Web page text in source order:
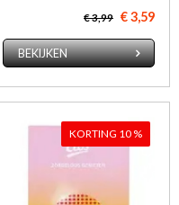
€ 3,99 € 3,59
BEKIJKEN
KORTING 10 %